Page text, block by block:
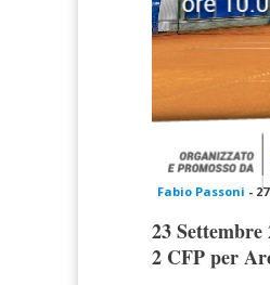
Fabio Passoni -
23 Settembre
2 CFP per